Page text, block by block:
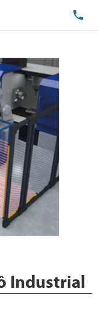
Industrial